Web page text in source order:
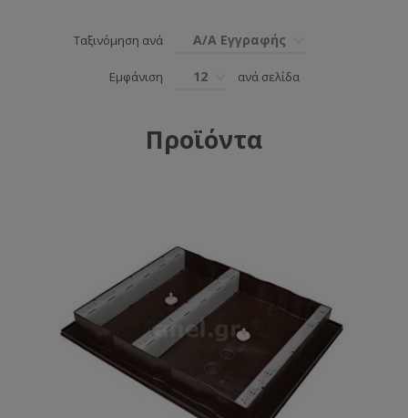
Ταξινόμηση ανά Α/Α Εγγραφής
Εμφάνιση 12 ανά σελίδα
Προϊόντα